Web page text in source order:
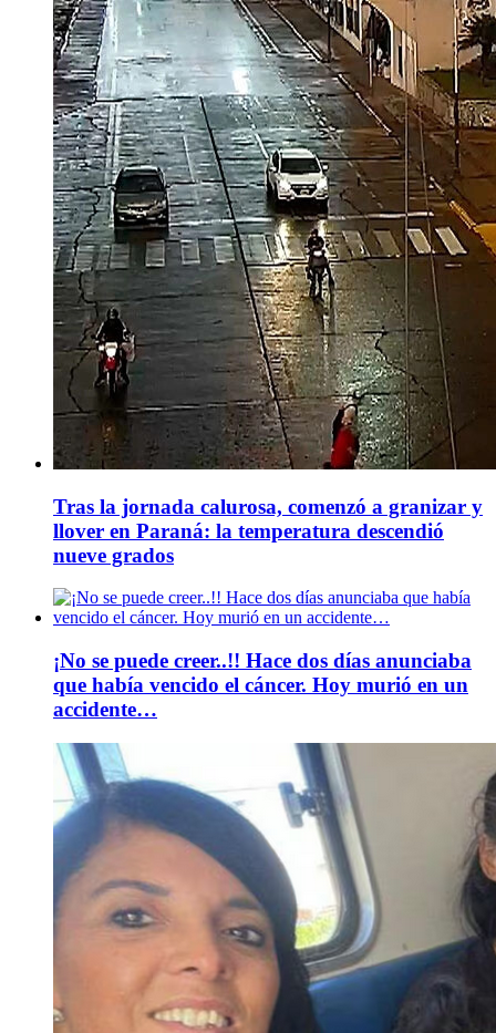
Tras la jornada calurosa, comenzó a granizar y
llover en Paraná: la temperatura descendió
nueve grados
¡No se puede creer..!! Hace dos días anunciaba
que había vencido el cáncer. Hoy murió en un
accidente…